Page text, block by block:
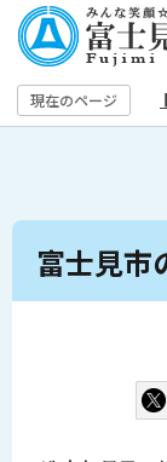
の
ペ
ー
す
現在のページ
本
富士見市